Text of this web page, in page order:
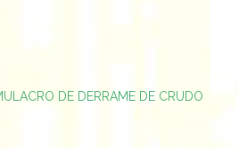
DE DERRAME DE CRUDO